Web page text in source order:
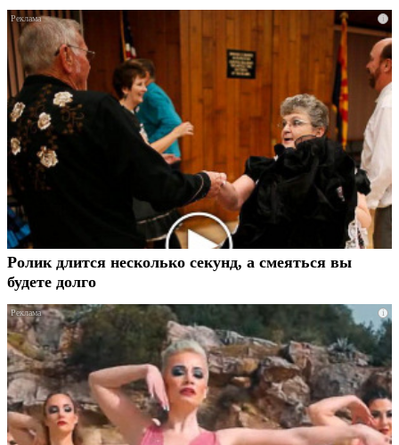
i
Ролик длится несколько секунд, а смеяться вы
будете долго
i